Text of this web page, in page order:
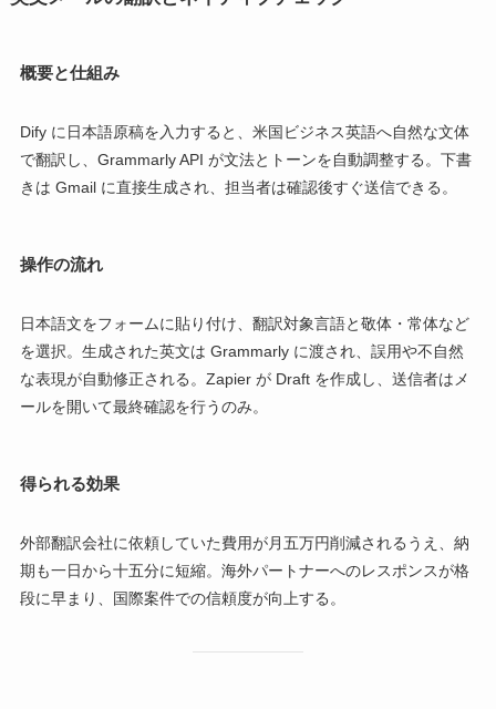
概要と仕組み
Dify に日本語原稿を入力すると、米国ビジネス英語へ自然な文体
で翻訳し、Grammarly API が文法とトーンを自動調整する。下書
きは Gmail に直接生成され、担当者は確認後すぐ送信できる。
操作の流れ
日本語文をフォームに貼り付け、翻訳対象言語と敬体・常体など
を選択。生成された英文は Grammarly に渡され、誤用や不自然
な表現が自動修正される。Zapier が Draft を作成し、送信者はメ
ールを開いて最終確認を行うのみ。
得られる効果
外部翻訳会社に依頼していた費用が月五万円削減されるうえ、納
期も一日から十五分に短縮。海外パートナーへのレスポンスが格
段に早まり、国際案件での信頼度が向上する。